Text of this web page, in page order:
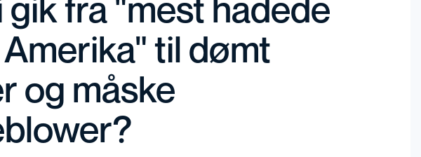
gik fra "mest hadede
til dømt
og måske